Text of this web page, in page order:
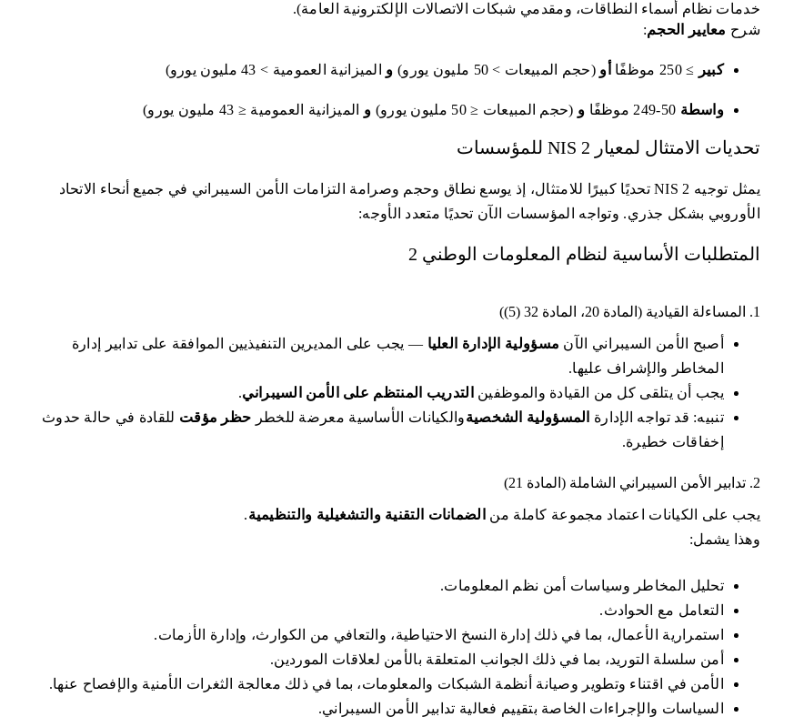
خدمات نظام أسماء النطاقات، ومقدمي شبكات الاتصالات الإلكترونية العامة).
شرح معايير الحجم:
كبير ≥ 250 موظفًا أو (حجم المبيعات > 50 مليون يورو) و الميزانية العمومية > 43 مليون يورو)
واسطة و (حجم المبيعات ≤ 50 مليون يورو) و الميزانية العمومية ≤ 43 مليون يورو)
تحديات الامتثال لمعيار NIS 2 للمؤسسات
يمثل توجيه NIS 2 تحديًا كبيرًا للامتثال، إذ يوسع نطاق وحجم وصرامة التزامات الأمن السيبراني في جميع أنحاء الاتحاد
الأوروبي بشكل جذري. وتواجه المؤسسات الآن تحديًا متعدد الأوجه:
المتطلبات الأساسية لنظام المعلومات الوطني 2
1. المساءلة القيادية (المادة 20، المادة 32 (5))
أصبح الأمن السيبراني الآن مسؤولية الإدارة العليا — يجب على المديرين التنفيذيين الموافقة على تدابير إدارة
المخاطر والإشراف عليها.
يجب أن يتلقى كل من القيادة والموظفين
التدريب المنتظم على الأمن السيبراني.
تنبيه: قد تواجه الإدارة
المسؤولية الشخصيةوالكيانات الأساسية معرضة للخطر حظر مؤقت للقادة في حالة حدوث
إخفاقات خطيرة.
2. تدابير الأمن السيبراني الشاملة (المادة 21)
يجب على الكيانات اعتماد مجموعة كاملة من الضمانات التقنية والتشغيلية والتنظيمية.
وهذا يشمل:
تحليل المخاطر وسياسات أمن نظم المعلومات.
التعامل مع الحوادث.
استمرارية الأعمال، بما في ذلك إدارة النسخ الاحتياطية، والتعافي من الكوارث، وإدارة الأزمات.
أمن سلسلة التوريد، بما في ذلك الجوانب المتعلقة بالأمن لعلاقات الموردين.
الأمن في اقتناء وتطوير وصيانة أنظمة الشبكات والمعلومات، بما في ذلك معالجة الثغرات الأمنية والإفصاح عنها.
السياسات والإجراءات الخاصة بتقييم فعالية تدابير الأمن السيبراني.